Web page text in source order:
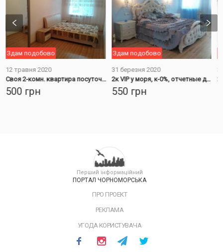
Здам подобово
12 травня 2020
Своя 2-комн. квартира посуточно. Первый дом от моря и парка.
500 грн
Здам подобово
31 березня 2020
2к VIP у моря, к-0%, отчетные документы 3 гр., Черноморск
550 грн
Перший інформаційний
ПОРТАЛ ЧОРНОМОРСЬКА
ПРО ПРОЕКТ
РЕКЛАМА
УГОДА КОРИСТУВАЧА